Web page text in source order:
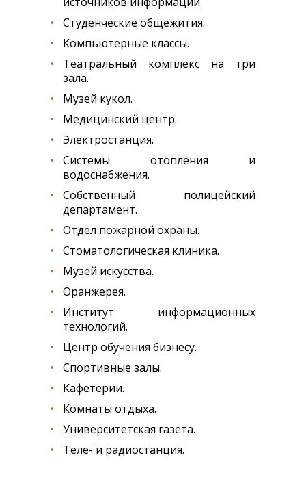
Студенческие общежития.
Компьютерные классы.
Театральный комплекс на три
зала.
Музей кукол.
Медицинский центр.
Электростанция.
Системы отопления и
водоснабжения.
Собственный полицейский
департамент.
Отдел пожарной охраны.
Стоматологическая клиника.
Музей искусства.
Оранжерея.
Институт информационных
технологий.
Центр обучения бизнесу.
Спортивные залы.
Кафетерии.
Комнаты отдыха.
Университетская газета.
Теле- и радиостанция.